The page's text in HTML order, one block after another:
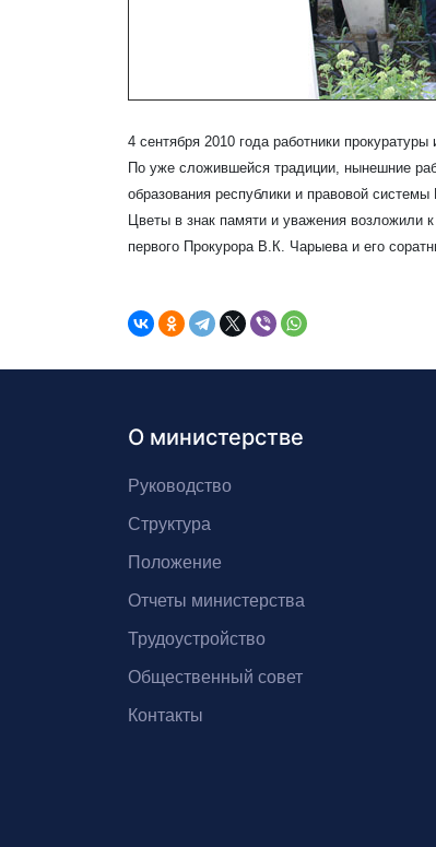
4 сентября 2010 года работники
По уже сложившейся традиции, нынешние
образования республики и правовой системы
Цветы в знак памяти и уважения возложили
первого Прокурора В.К. Чарыева и его
О министерстве
Руководство
Структура
Положение
Отчеты министерства
Трудоустройство
Общественный совет
Контакты